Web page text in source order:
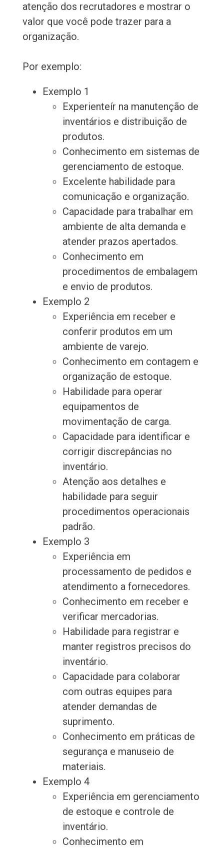
atenção dos recrutadores e mostrar o
valor que você pode trazer para a
organização.
Por exemplo:
Exemplo 1
Experienteír na manutenção de
inventários e distribuição de
produtos.
Conhecimento em sistemas de
gerenciamento de estoque.
Excelente habilidade para
comunicação e organização.
Capacidade para trabalhar em
ambiente de alta demanda e
atender prazos apertados.
Conhecimento em
procedimentos de embalagem
e envio de produtos.
Exemplo 2
Experiência em receber e
conferir produtos em um
ambiente de varejo.
Conhecimento em contagem e
organização de estoque.
Habilidade para operar
equipamentos de
movimentação de carga.
Capacidade para identificar e
corrigir discrepâncias no
inventário.
Atenção aos detalhes e
habilidade para seguir
procedimentos operacionais
padrão.
Exemplo 3
Experiência em
processamento de pedidos e
atendimento a fornecedores.
Conhecimento em receber e
verificar mercadorias.
Habilidade para registrar e
manter registros precisos do
inventário.
Capacidade para colaborar
com outras equipes para
atender demandas de
suprimento.
Conhecimento em práticas de
segurança e manuseio de
materiais.
Exemplo 4
Experiência em gerenciamento
de estoque e controle de
inventário.
Conhecimento em